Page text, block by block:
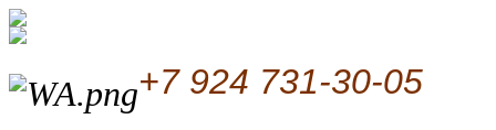
+7 924 731-30-05